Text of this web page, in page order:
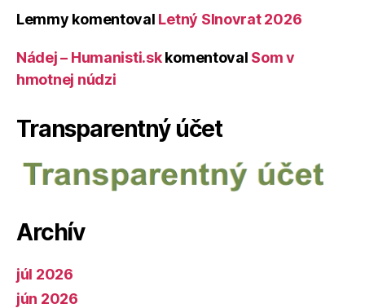
Lemmy komentoval Letný Slnovrat 2026
Nádej – Humanisti.skkomentoval Som v
hmotnej núdzi
Transparentný účet
Archív
júl 2026
jún 2026